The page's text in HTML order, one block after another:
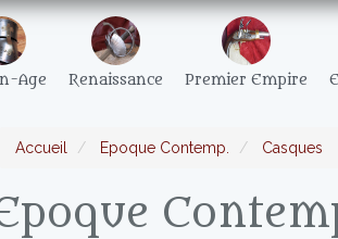
Age Renaissance Premier Empire
Accueil Epoque Contemp. Casques